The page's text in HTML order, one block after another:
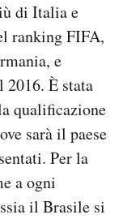
di Italia e
ranking FIFA,
e
È stata
qualificazione
sarà il paese
Per la
a ogni
il Brasile si